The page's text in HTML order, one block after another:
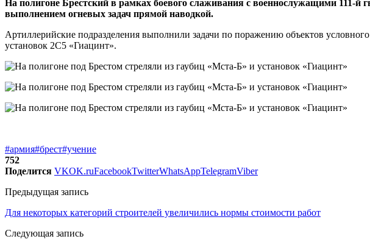
На полигоне Брестский в рамках боевого слаживания с военнослужащими 111-й
выполнением огневых задач прямой наводкой.
Артиллерийские подразделения выполнили задачи по поражению объектов
установок 2С5 «Гиацинт».
#армия#брест#учение
752
Поделится VKOK.ruFacebookTwitterWhatsAppTelegramViber
Предыдущая запись
Для некоторых категорий строителей увеличились нормы стоимости работ
Следующая запись